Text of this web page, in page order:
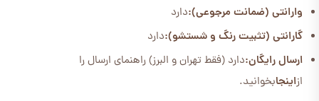
وارانتی (ضمانت مرجوعی):دارد
گارانتی (تثبیت رنگ و شستشو):دارد
ارسال رایگان:دارد (فقط تهران و البرز) راهنمای ارسال را
ازاینجابخوانید.